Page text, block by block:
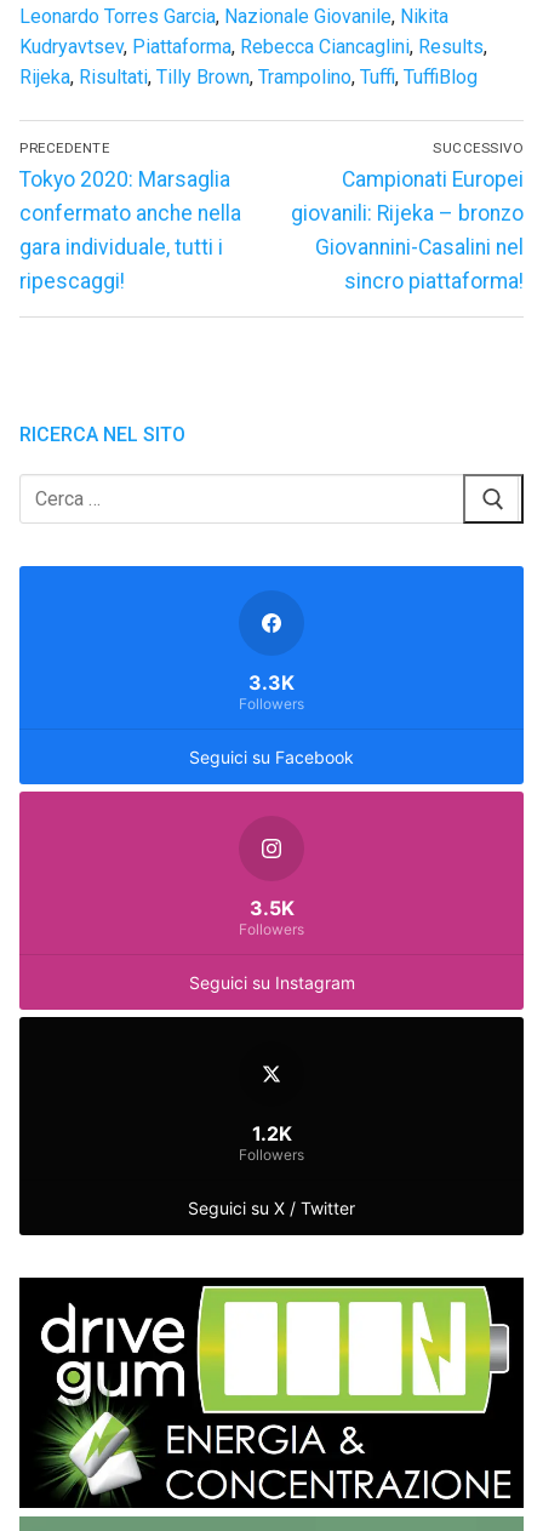
Leonardo Torres Garcia, Nazionale Giovanile, Nikita
Kudryavtsev, Piattaforma, Rebecca Ciancaglini, Results,
Rijeka, Risultati, Tilly Brown, Trampolino, Tuffi, TuffiBlog
Navigazione
articoli
PRECEDENTE
Articolo
precedente:
Tokyo 2020: Marsaglia
confermato anche nella
gara individuale, tutti i
ripescaggi!
SUCCESSIVO
Articolo
successivo:
Campionati Europei
giovanili: Rijeka – bronzo
Giovannini-Casalini nel
sincro piattaforma!
RICERCA NEL SITO
Cerca:
Seguici su Facebook
3.3K
Followers
Seguici su Instagram
3.5K
Followers
Seguici su X / Twitter
1.2K
Followers